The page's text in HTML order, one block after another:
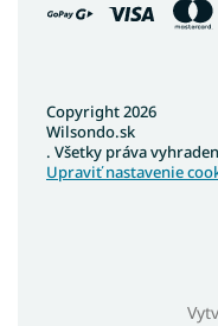
Copyright 2026
Wilsondo.sk
. Všetky práva
Upraviť nastavenie